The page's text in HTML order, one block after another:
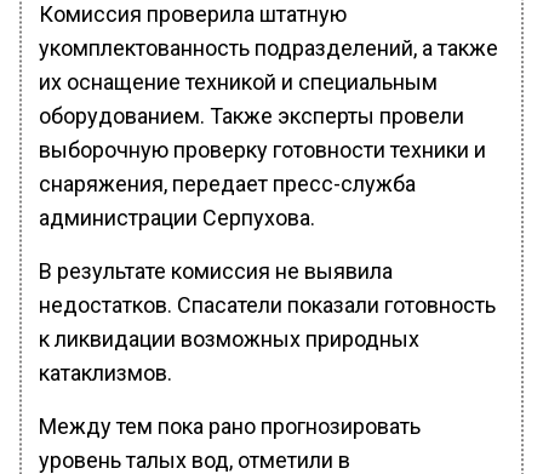
Комиссия проверила штатную
укомплектованность подразделений, а также
их оснащение техникой и специальным
оборудованием. Также эксперты провели
выборочную проверку готовности техники и
снаряжения, передает пресс-служба
администрации Серпухова.
В результате комиссия не выявила
недостатков. Спасатели показали готовность
к ликвидации возможных природных
катаклизмов.
Между тем пока рано прогнозировать
уровень талых вод, отметили в